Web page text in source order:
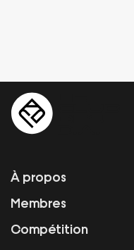
À propos
Membres
Compétition